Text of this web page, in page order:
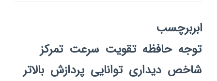
ابربرچسب
توجه حافظه تقویت سرعت تمرکز
شاخص دیداری توانایی پردازش بالاتر